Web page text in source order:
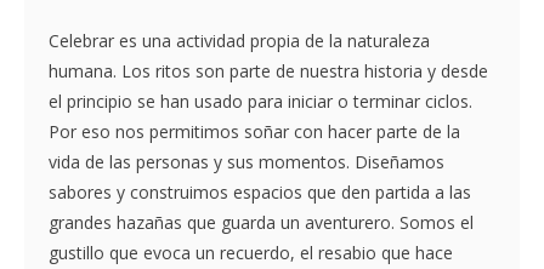
Celebrar es una actividad propia de la naturaleza
humana. Los ritos son parte de nuestra historia y desde
el principio se han usado para iniciar o terminar ciclos.
Por eso nos permitimos soñar con hacer parte de la
vida de las personas y sus momentos. Diseñamos
sabores y construimos espacios que den partida a las
grandes hazañas que guarda un aventurero. Somos el
gustillo que evoca un recuerdo, el resabio que hace